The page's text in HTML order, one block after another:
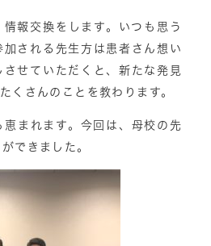
報交換をします。いつも思う
される先生方は患者さん想い
せていただくと、新たな発見
くさんのことを教わります。
恵まれます。今回は、母校の先
できました。